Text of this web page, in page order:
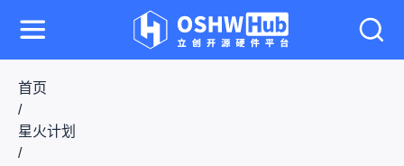
首页
/
星火计划
/